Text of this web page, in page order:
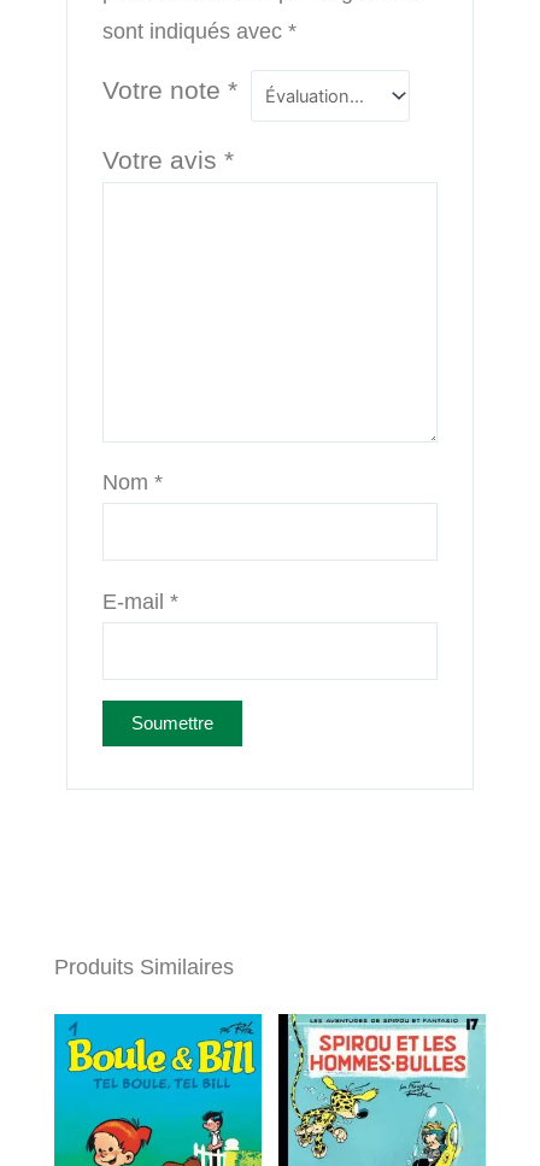
sont indiqués avec*
Votre note*
Votre avis*
Nom*
E-mail*
Produits Similaires